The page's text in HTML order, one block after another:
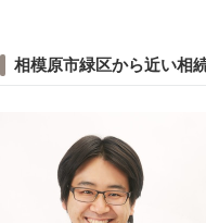
相模原市緑区から近い相